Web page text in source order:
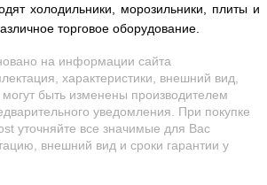
холодильники, морозильники, плиты и
торговое оборудование.
на информации сайта
характеристики, внешний вид,
могут быть изменены производителем
уведомления. При покупке
уточняйте все значимые для Вас
внешний вид и сроки гарантии у